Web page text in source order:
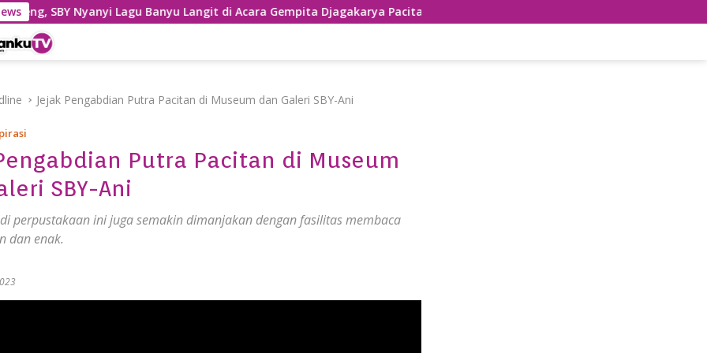
Nyanyi Lagu Banyu Langit di Acara Gempita Djagakarya Pacitan Penampilan Apik Ronthek Guntur Ulung Kecamatan
Jejak Pengabdian Putra Pacitan di Museum dan Galeri SBY-Ani
Putra Pacitan di Museum
SBY-Ani
perpustakaan ini juga semakin dimanjakan dengan fasilitas membaca
dan enak.